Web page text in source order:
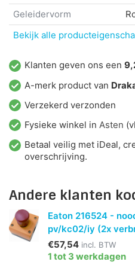
Geleidervorm
Bekijk alle
Klanten geven ons een
A-merk product van
Verzekerd verzonden
Fysieke winkel in Asten
Betaal veilig met iDeal,
overschrijving.
Andere klanten
Eaton 216524 -
pv/kc02/iy (2x
€57,54 incl. BTW
1 tot 3 werkdagen